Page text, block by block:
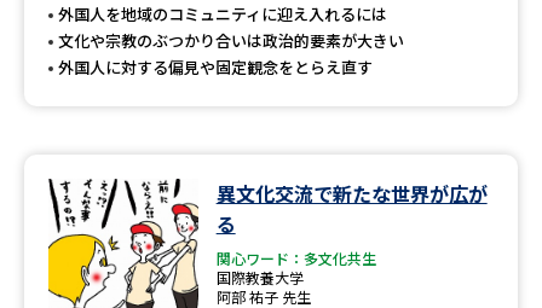
外国人を地域のコミュニティに迎え入れるには
文化や宗教のぶつかり合いは政治的要素が大きい
外国人に対する偏見や固定観念をとらえ直す
異文化交流で新たな世界が広が
る
関心ワード：多文化共生
国際教養大学
阿部 祐子 先生